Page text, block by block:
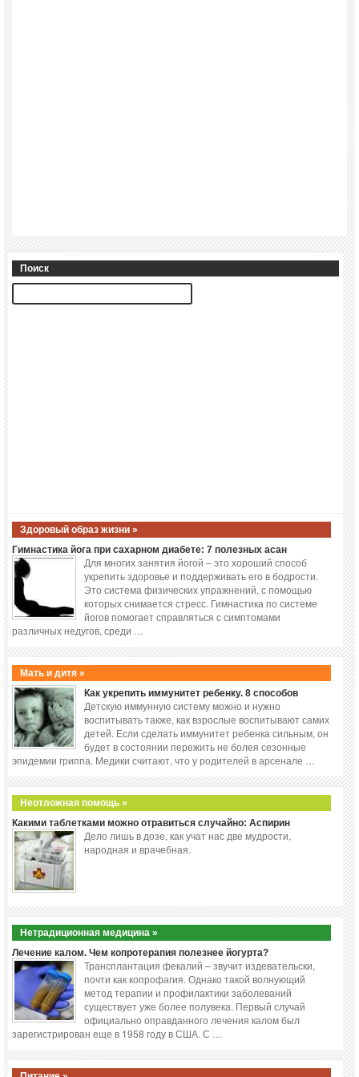
Поиск
Здоровый образ жизни »
Гимнастика йога при сахарном диабете: 7 полезных асан
Для многих занятия йогой – это хороший способ
укрепить здоровье и поддерживать его в бодрости.
Это система физических упражнений, с помощью
которых снимается стресс. Гимнастика по системе
йогов помогает справляться с симптомами
различных недугов, среди …
Мать и дитя »
Как укрепить иммунитет ребенку. 8 способов
Детскую иммунную систему можно и нужно
воспитывать также, как взрослые воспитывают самих
детей. Если сделать иммунитет ребенка сильным, он
будет в состоянии пережить не болея сезонные
эпидемии гриппа. Медики считают, что у родителей в арсенале …
Неотложная помощь »
Какими таблетками можно отравиться случайно: Аспирин
Дело лишь в дозе, как учат нас две мудрости,
народная и врачебная.
Нетрадиционная медицина »
Лечение калом. Чем копротерапия полезнее йогурта?
Трансплантация фекалий – звучит издевательски,
почти как копрофагия. Однако такой волнующий
метод терапии и профилактики заболеваний
существует уже более полувека. Первый случай
официально оправданного лечения калом был
зарегистрирован еще в 1958 году в США. С …